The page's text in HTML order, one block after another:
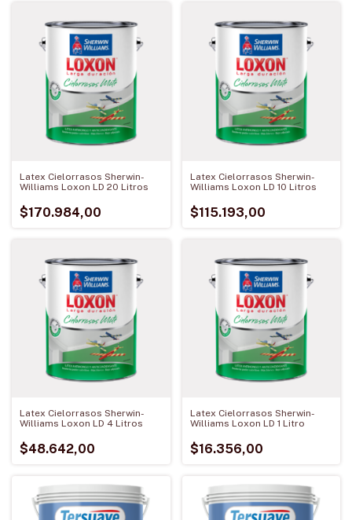
Latex Cielorrasos Sherwin-
Williams Loxon LD 20 Litros
$170.984,00
Latex Cielorrasos Sherwin-
Williams Loxon LD 10 Litros
$115.193,00
Latex Cielorrasos Sherwin-
Williams Loxon LD 4 Litros
$48.642,00
Latex Cielorrasos Sherwin-
Williams Loxon LD 1 Litro
$16.356,00